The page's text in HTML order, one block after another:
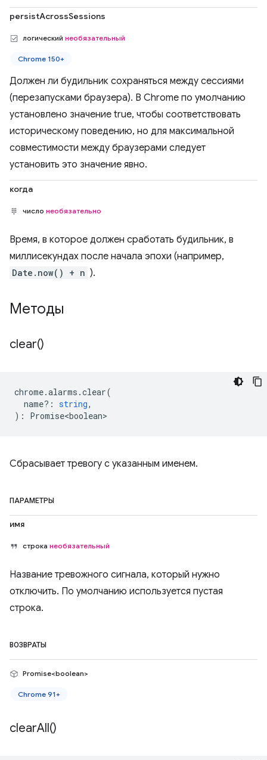
persistAcrossSessions
логический необязательный
Chrome 150+
Должен ли будильник сохраняться между сессиями
(перезапусками браузера). В Chrome по умолчанию
установлено значение true, чтобы соответствовать
историческому поведению, но для максимальной
совместимости между браузерами следует
установить это значение явно.
когда
число необязательно
Время, в которое должен сработать будильник, в
миллисекундах после начала эпохи (например,
Date.now() + n ).
Методы
clear()
chrome.alarms .clear(
name? : string,
) : Promise<boolean>
Сбрасывает тревогу с указанным именем.
ПАРАМЕТРЫ
имя
строка необязательный
Название тревожного сигнала, который нужно
отключить. По умолчанию используется пустая
строка.
ВОЗВРАТЫ
Promise<boolean>
Chrome 91+
clearAll()